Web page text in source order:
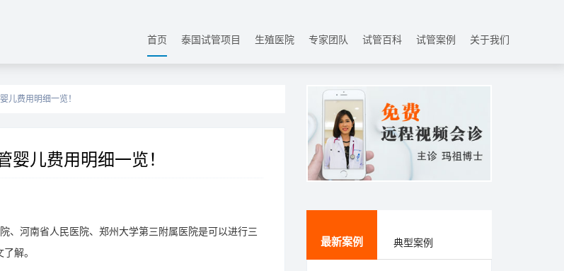
首页 泰国试管项目 生殖医院 专家团队 试管百科 试管案例 关于我们
儿费用明细一览！
儿费用明细一览！
、河南省人民医院、郑州大学第三附属医院是可以进行三
解。
最新案例 典型案例